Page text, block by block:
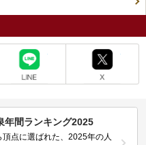
年間ランキング2025
点に選ばれた、2025年の人